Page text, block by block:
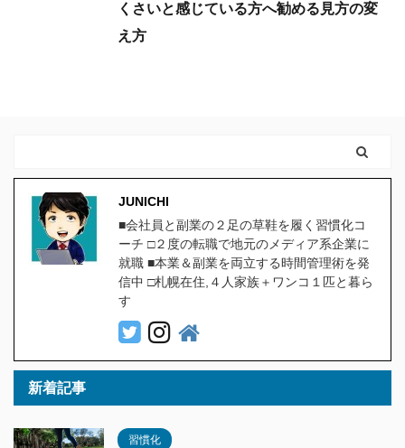
くさいと感じている方へ勧める見方の変
え方
JUNICHI
■会社員と副業の２足の草鞋を履く習慣化コ
ーチ □２度の転職で地元のメディア系企業に
就職 ■本業＆副業を両立する時間管理術を発
信中 □札幌在住,４人家族＋ワンコ１匹と暮ら
す
新着記事
習慣化